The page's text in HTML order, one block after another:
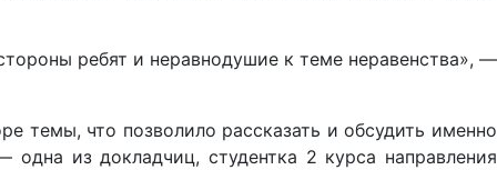
ребят и неравнодушие к теме неравенства», —
темы, что позволило рассказать и обсудить именно
из докладчиц, студентка 2 курса направления